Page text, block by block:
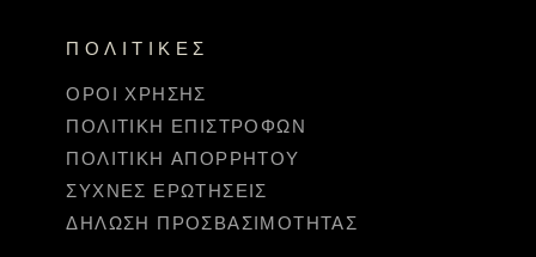
ΠΟΛΙΤΙΚΈΣ
ΌΡΟΙ ΧΡΉΣΗΣ
ΠΟΛΙΤΙΚΉ ΕΠΙΣΤΡΟΦΏΝ
ΠΟΛΙΤΙΚΉ ΑΠΟΡΡΉΤΟΥ
ΣΥΧΝΈΣ ΕΡΩΤΉΣΕΙΣ
ΔΉΛΩΣΗ ΠΡΟΣΒΑΣΙΜΌΤΗΤΑΣ